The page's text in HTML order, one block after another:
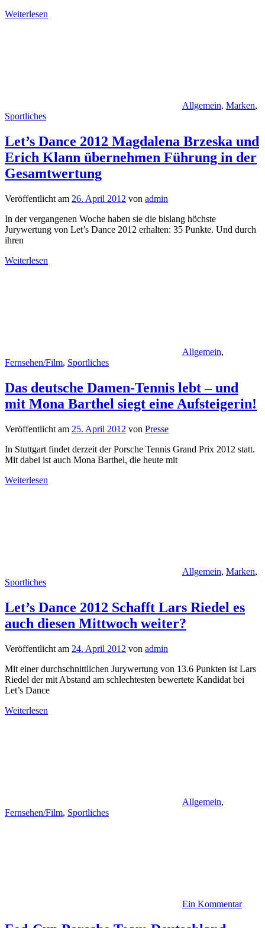
Weiterlesen
Allgemein, Marken,
Sportliches
Let’s Dance 2012 Magdalena Brzeska und
Erich Klann übernehmen Führung in der
Gesamtwertung
Veröffentlicht am 26. April 2012 von admin
In der vergangenen Woche haben sie die bislang höchste
Jurywertung von Let’s Dance 2012 erhalten: 35 Punkte. Und durch
ihren
Weiterlesen
Allgemein,
Fernsehen/Film, Sportliches
Das deutsche Damen-Tennis lebt – und
mit Mona Barthel siegt eine Aufsteigerin!
Veröffentlicht am 25. April 2012 von Presse
In Stuttgart findet derzeit der Porsche Tennis Grand Prix 2012 statt.
Mit dabei ist auch Mona Barthel, die heute mit
Weiterlesen
Allgemein, Marken,
Sportliches
Let’s Dance 2012 Schafft Lars Riedel es
auch diesen Mittwoch weiter?
Veröffentlicht am 24. April 2012 von admin
Mit einer durchschnittlichen Jurywertung von 13.6 Punkten ist Lars
Riedel der mit Abstand am schlechtesten bewertete Kandidat bei
Let’s Dance
Weiterlesen
Allgemein,
Fernsehen/Film, Sportliches
Ein Kommentar